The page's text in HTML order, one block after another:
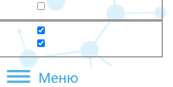
Меню